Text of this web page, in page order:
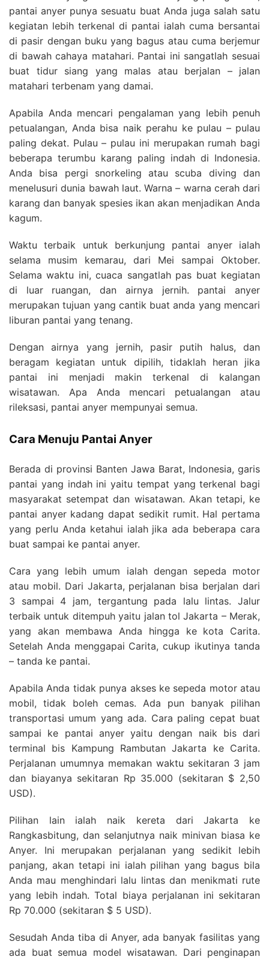
pantai anyer punya sesuatu buat Anda juga salah satu
kegiatan lebih terkenal di pantai ialah cuma bersantai
di pasir dengan buku yang bagus atau cuma berjemur
di bawah cahaya matahari. Pantai ini sangatlah sesuai
buat tidur siang yang malas atau berjalan – jalan
matahari terbenam yang damai.
Apabila Anda mencari pengalaman yang lebih penuh
petualangan, Anda bisa naik perahu ke pulau – pulau
paling dekat. Pulau – pulau ini merupakan rumah bagi
beberapa terumbu karang paling indah di Indonesia.
Anda bisa pergi snorkeling atau scuba diving dan
menelusuri dunia bawah laut. Warna – warna cerah dari
karang dan banyak spesies ikan akan menjadikan Anda
kagum.
Waktu terbaik untuk berkunjung pantai anyer ialah
selama musim kemarau, dari Mei sampai Oktober.
Selama waktu ini, cuaca sangatlah pas buat kegiatan
di luar ruangan, dan airnya jernih. pantai anyer
merupakan tujuan yang cantik buat anda yang mencari
liburan pantai yang tenang.
Dengan airnya yang jernih, pasir putih halus, dan
beragam kegiatan untuk dipilih, tidaklah heran jika
pantai ini menjadi makin terkenal di kalangan
wisatawan. Apa Anda mencari petualangan atau
rileksasi, pantai anyer mempunyai semua.
Cara Menuju Pantai Anyer
Berada di provinsi Banten Jawa Barat, Indonesia, garis
pantai yang indah ini yaitu tempat yang terkenal bagi
masyarakat setempat dan wisatawan. Akan tetapi, ke
pantai anyer kadang dapat sedikit rumit. Hal pertama
yang perlu Anda ketahui ialah jika ada beberapa cara
buat sampai ke pantai anyer.
Cara yang lebih umum ialah dengan sepeda motor
atau mobil. Dari Jakarta, perjalanan bisa berjalan dari
3 sampai 4 jam, tergantung pada lalu lintas. Jalur
terbaik untuk ditempuh yaitu jalan tol Jakarta – Merak,
yang akan membawa Anda hingga ke kota Carita.
Setelah Anda menggapai Carita, cukup ikutinya tanda
– tanda ke pantai.
Apabila Anda tidak punya akses ke sepeda motor atau
mobil, tidak boleh cemas. Ada pun banyak pilihan
transportasi umum yang ada. Cara paling cepat buat
sampai ke pantai anyer yaitu dengan naik bis dari
terminal bis Kampung Rambutan Jakarta ke Carita.
Perjalanan umumnya memakan waktu sekitaran 3 jam
dan biayanya sekitaran Rp 35.000 (sekitaran $ 2,50
USD).
Pilihan lain ialah naik kereta dari Jakarta ke
Rangkasbitung, dan selanjutnya naik minivan biasa ke
Anyer. Ini merupakan perjalanan yang sedikit lebih
panjang, akan tetapi ini ialah pilihan yang bagus bila
Anda mau menghindari lalu lintas dan menikmati rute
yang lebih indah. Total biaya perjalanan ini sekitaran
Rp 70.000 (sekitaran $ 5 USD).
Sesudah Anda tiba di Anyer, ada banyak fasilitas yang
ada buat semua model wisatawan. Dari penginapan